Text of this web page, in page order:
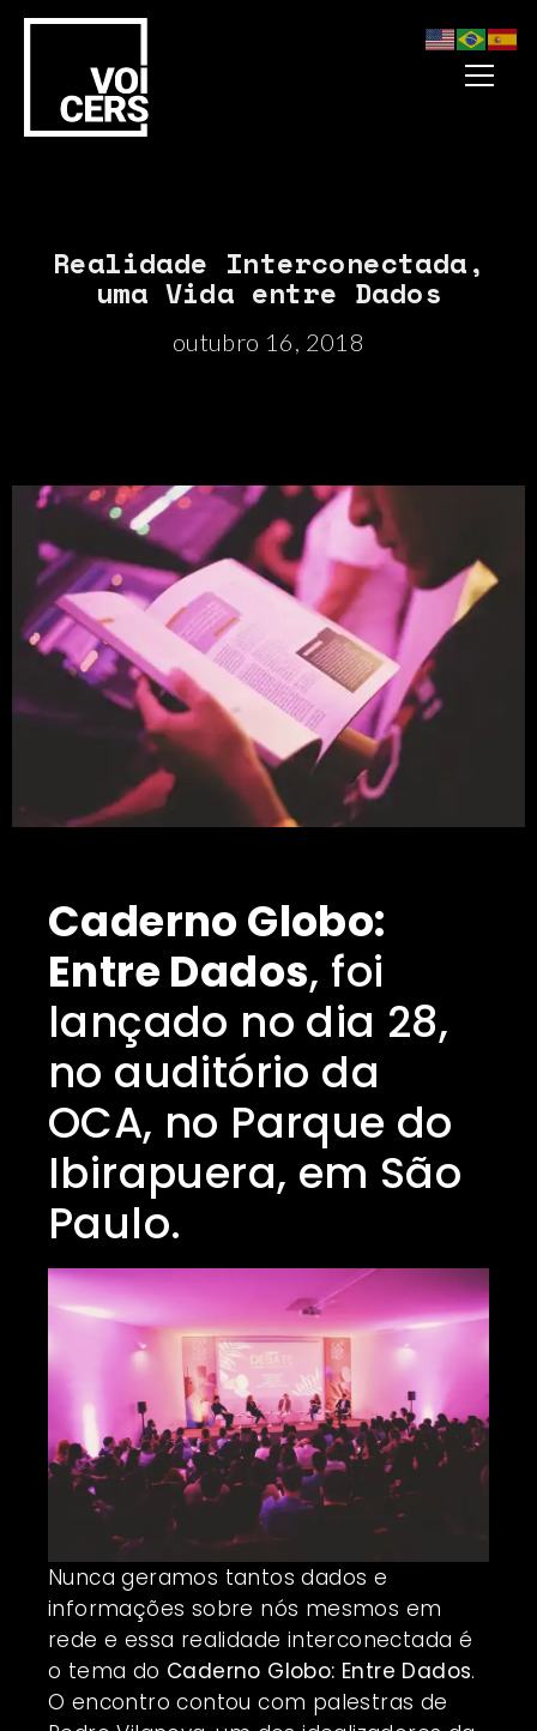
Realidade Interconectada,
uma Vida entre Dados
outubro 16, 2018
Caderno Globo:
Entre Dados, foi
lançado no dia 28,
no auditório da
OCA, no Parque do
Ibirapuera, em São
Paulo.
Nunca geramos tantos dados e
informações sobre nós mesmos em
rede e essa realidade interconectada é
o tema do Caderno Globo: Entre Dados.
O encontro contou com palestras de